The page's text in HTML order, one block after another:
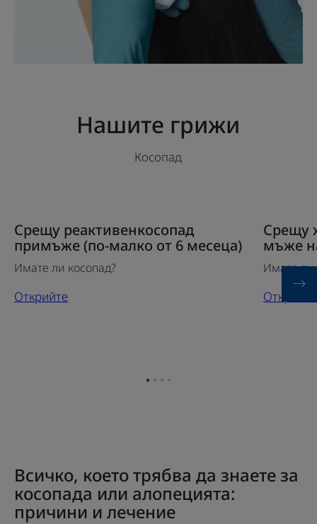
Нашите грижи
Косопад
Срещу
реактивенкосопад
примъже
(по-
малко
Срещу реактивенкосопад
примъже (по-малко от 6 месеца)
Имате ли косопад?
Открийте
Срещу
хроничен
косопад
за
мъже
Срещу
мъже
Имате ли
Открийте
Отидете
Отидете
Отидете
Отидете
Всичко, което трябва да знаете за
косопада или алопецията:
причини и лечение